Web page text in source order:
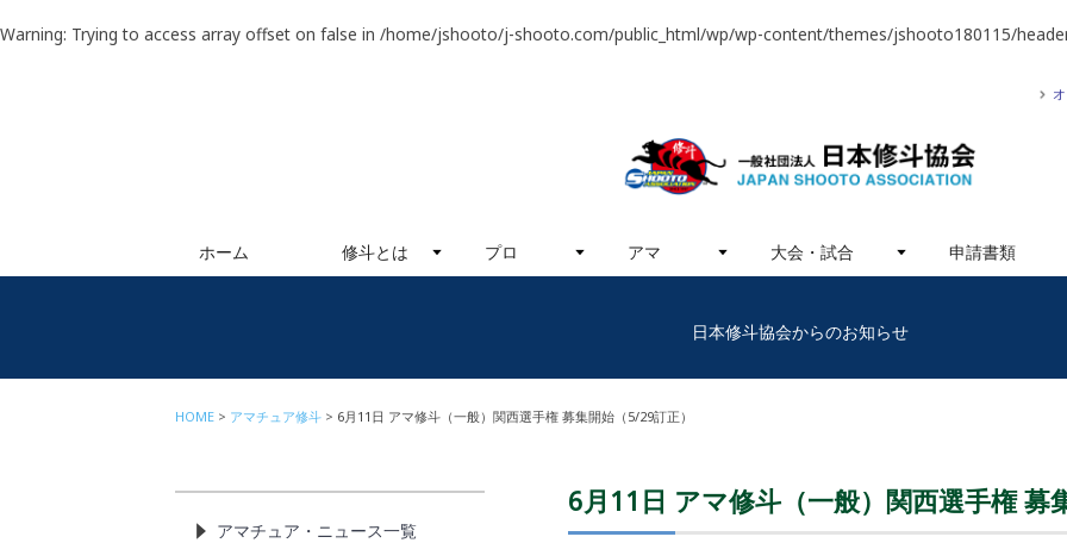
Warning: Trying to access array offset on false in /home/jshooto/j-shooto.com/public_html/wp/wp-content/themes/jshooto180115/
ホーム 修斗とは プロ アマ 大会・試合 申請書類
日本修斗協会からのお知らせ
HOME アマチュア修斗 6月11日 アマ修斗（一般）関西選手権 募集開始（5/29訂正）
6月11日 アマ修斗（一般）関西選手権 募
アマチュア・ニュース一覧